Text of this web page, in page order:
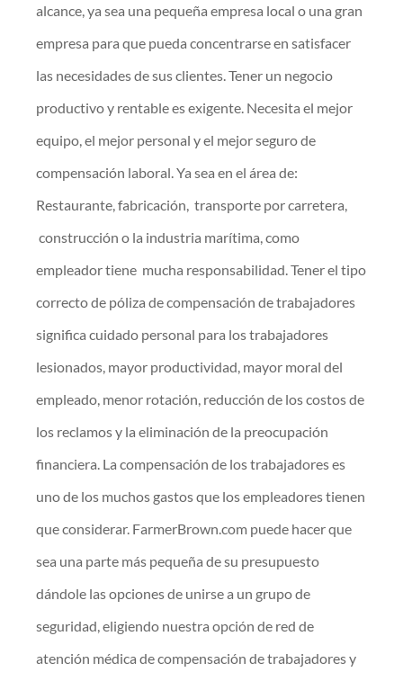
alcance, ya sea una pequeña empresa local o una gran
empresa para que pueda concentrarse en satisfacer
las necesidades de sus clientes. Tener un negocio
productivo y rentable es exigente. Necesita el mejor
equipo, el mejor personal y el mejor seguro de
compensación laboral. Ya sea en el área de:
Restaurante, fabricación, transporte por carretera,
construcción o la industria marítima, como
empleador tiene mucha responsabilidad. Tener el tipo
correcto de póliza de compensación de trabajadores
significa cuidado personal para los trabajadores
lesionados, mayor productividad, mayor moral del
empleado, menor rotación, reducción de los costos de
los reclamos y la eliminación de la preocupación
financiera. La compensación de los trabajadores es
uno de los muchos gastos que los empleadores tienen
que considerar. FarmerBrown.com puede hacer que
sea una parte más pequeña de su presupuesto
dándole las opciones de unirse a un grupo de
seguridad, eligiendo nuestra opción de red de
atención médica de compensación de trabajadores y